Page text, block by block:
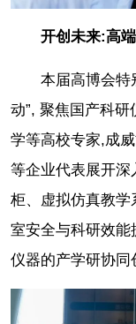
开创未来:高
本届高博会特
动”, 聚焦国产科
学等高校专家,成
等企业代表展开
柜、虚拟仿真教学
室安全与科研效
仪器的产学研协同